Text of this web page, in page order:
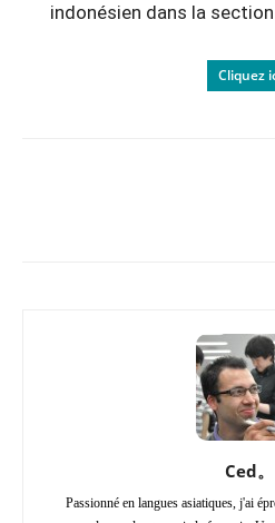
indonésien dans la
Cliquez
Ced。
Passionné en langues asiatiques, j'ai